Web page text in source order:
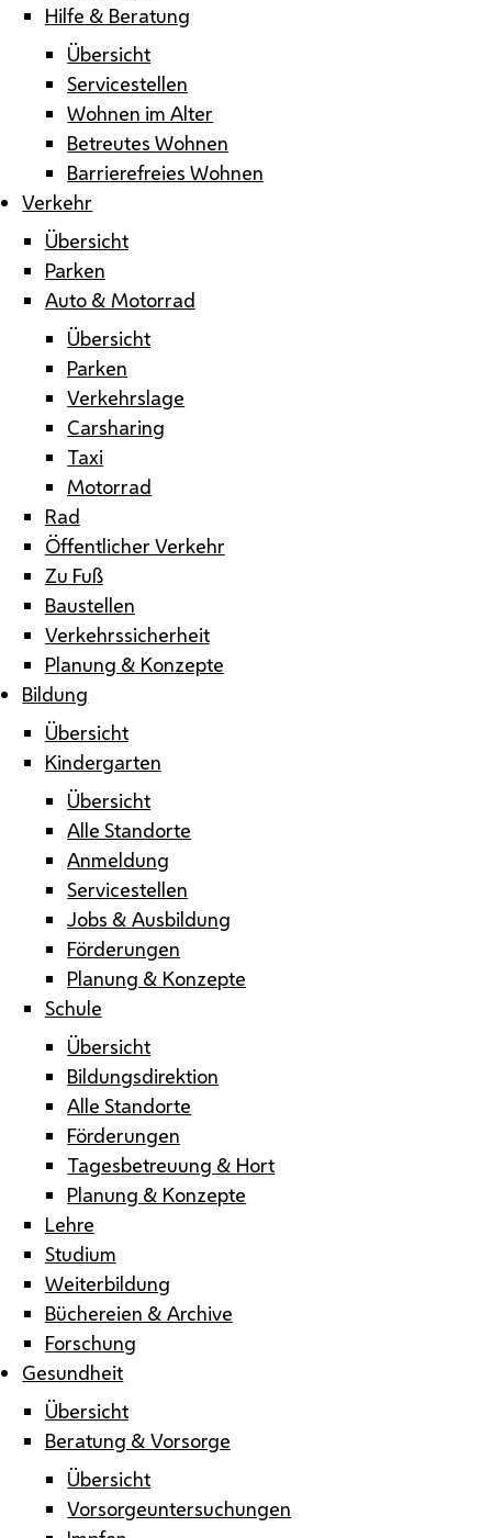
Hilfe & Beratung
Übersicht
Servicestellen
Wohnen im Alter
Betreutes Wohnen
Barrierefreies Wohnen
Verkehr
Übersicht
Parken
Auto & Motorrad
Übersicht
Parken
Verkehrslage
Carsharing
Taxi
Motorrad
Rad
Öffentlicher Verkehr
Zu Fuß
Baustellen
Verkehrssicherheit
Planung & Konzepte
Bildung
Übersicht
Kindergarten
Übersicht
Alle Standorte
Anmeldung
Servicestellen
Jobs & Ausbildung
Förderungen
Planung & Konzepte
Schule
Übersicht
Bildungsdirektion
Alle Standorte
Förderungen
Tagesbetreuung & Hort
Planung & Konzepte
Lehre
Studium
Weiterbildung
Büchereien & Archive
Forschung
Gesundheit
Übersicht
Beratung & Vorsorge
Übersicht
Vorsorgeuntersuchungen